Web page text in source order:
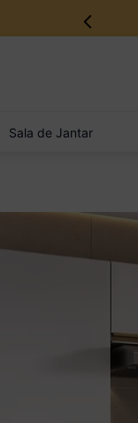
Sala de Jantar
4º